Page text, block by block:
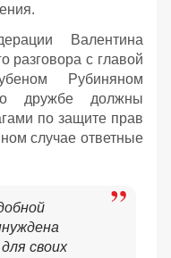
Валентина
разговора с главой
Рубиняном
дружбе должны
по защите прав
случае ответные
своих